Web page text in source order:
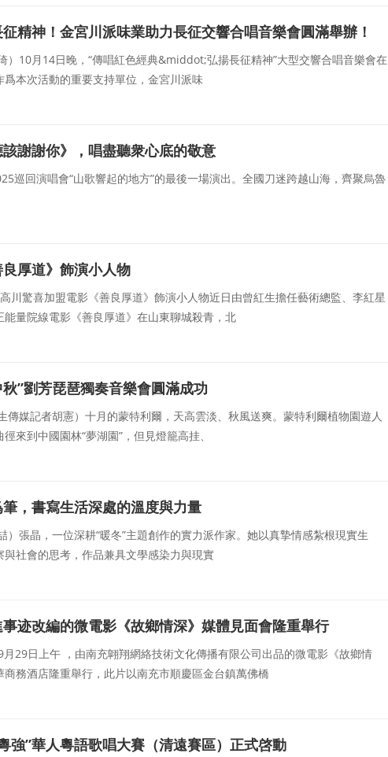
精神！金宮川派味業助力長征交響合唱音樂會圓滿舉辦！
）10月14日晚，“傳唱紅色經典&middot;弘揚長征精神”大型交響合唱音樂會在
本次活動的重要支持單位，金宮川派味
謝謝你》，唱盡聽衆心底的敬意
巡回演唱會“山歌響起的地方”的最後一場演出。全國刀迷跨越山海，齊聚烏魯
厚道》飾演小人物
川驚喜加盟電影《善良厚道》飾演小人物近日由曾紅生擔任藝術總監、李紅星
量院線電影《善良厚道》在山東聊城殺青，北
”劉芳琵琶獨奏音樂會圓滿成功
傳媒記者胡憲）十月的蒙特利爾，天高雲淡、秋風送爽。蒙特利爾植物園遊人
來到中國園林“夢湖園”，但見燈籠高挂、
，書寫生活深處的溫度與力量
）張晶，一位深耕“暖冬”主題創作的實力派作家。她以真摯情感紮根現實生
社會的思考，作品兼具文學感染力與現實
迹改編的微電影《故鄉情深》媒體見面會隆重舉行
29日上午 ，由南充翺翔網絡技術文化傳播有限公司出品的微電影《故鄉情
務酒店隆重舉行，此片以南充市順慶區金台鎮萬佛橋
強”華人粵語歌唱大賽（清遠賽區）正式啓動